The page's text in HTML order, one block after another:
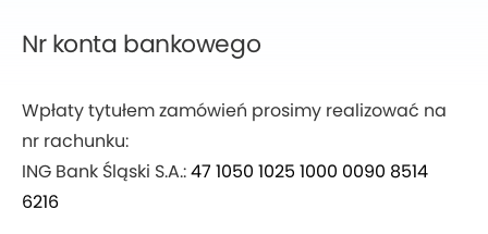
Nr konta bankowego
Wpłaty tytułem zamówień prosimy realizować na
nr rachunku:
ING Bank Śląski S.A.:47 1050 1025 1000 0090 8514
6216